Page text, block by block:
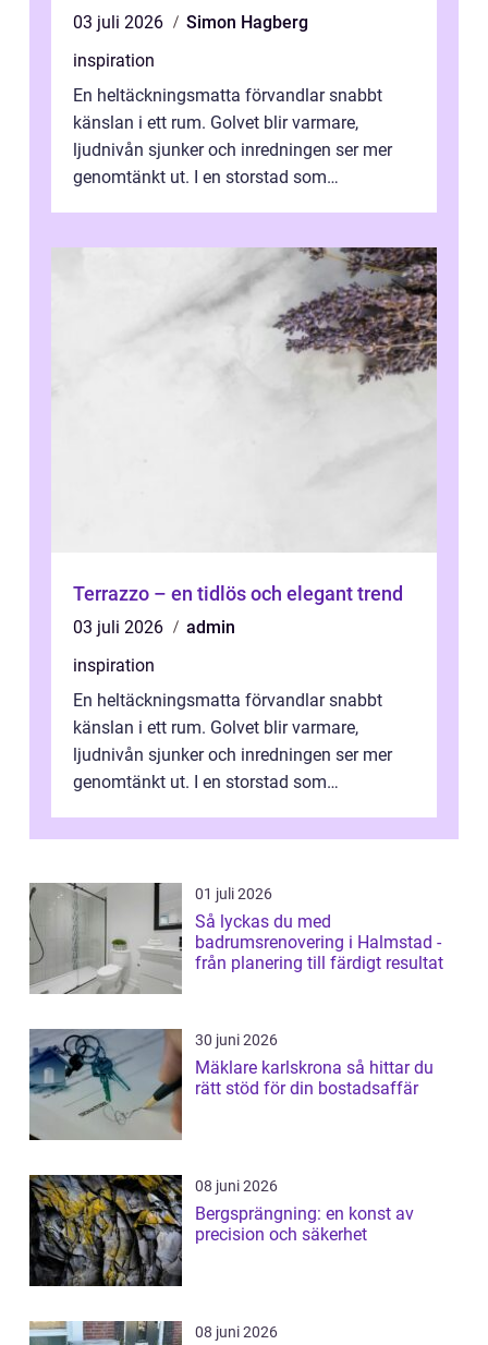
03 juli 2026
Simon Hagberg
inspiration
En heltäckningsmatta förvandlar snabbt
känslan i ett rum. Golvet blir varmare,
ljudnivån sjunker och inredningen ser mer
genomtänkt ut. I en storstad som
Terrazzo – en tidlös och elegant trend
03 juli 2026
admin
inspiration
En heltäckningsmatta förvandlar snabbt
känslan i ett rum. Golvet blir varmare,
ljudnivån sjunker och inredningen ser mer
genomtänkt ut. I en storstad som
granna...
01 juli 2026
Så lyckas du med
badrumsrenovering i Halmstad -
från planering till färdigt resultat
30 juni 2026
Mäklare karlskrona så hittar du
rätt stöd för din bostadsaffär
08 juni 2026
Bergsprängning: en konst av
precision och säkerhet
08 juni 2026